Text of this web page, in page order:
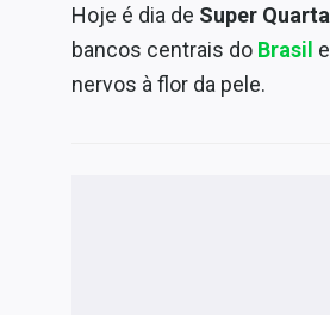
Hoje é dia de Super Quarta
bancos centrais do Brasil e
nervos à flor da pele.